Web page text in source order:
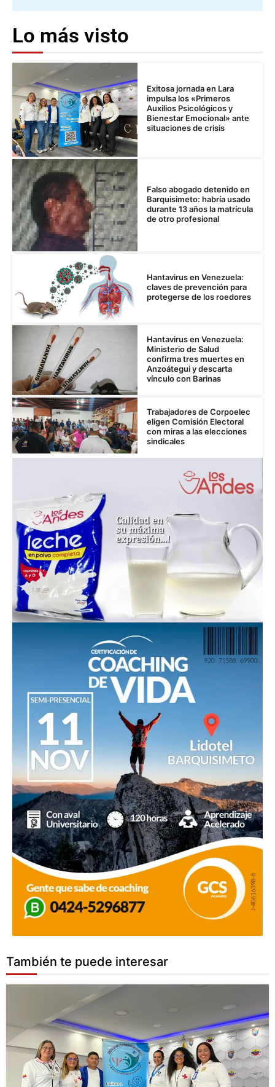
Lo más visto
Exitosa jornada en Lara
impulsa los «Primeros
Auxilios Psicológicos y
Bienestar Emocional» ante
situaciones de crisis
Falso abogado detenido en
Barquisimeto: habría usado
durante 13 años la matrícula
de otro profesional
Hantavirus en Venezuela:
claves de prevención para
protegerse de los roedores
Hantavirus en Venezuela:
Ministerio de Salud
confirma tres muertes en
Anzoátegui y descarta
vínculo con Barinas
Trabajadores de Corpoelec
eligen Comisión Electoral
con miras a las elecciones
sindicales
También te puede interesar